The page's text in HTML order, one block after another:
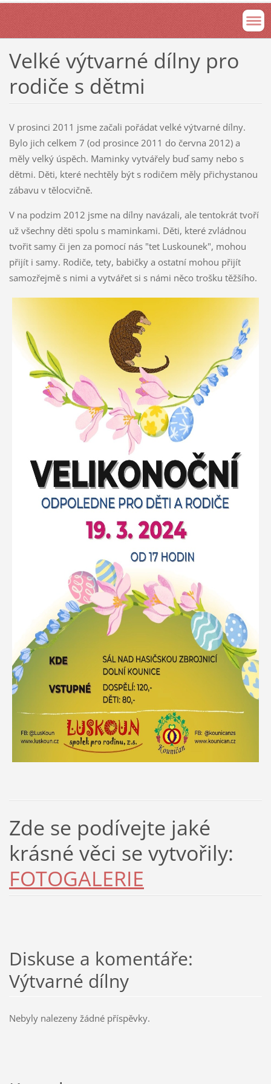
Velké výtvarné dílny pro
rodiče s dětmi
V prosinci 2011 jsme začali pořádat velké výtvarné dílny.
Bylo jich celkem 7 (od prosince 2011 do června 2012) a
měly velký úspěch. Maminky vytvářely buď samy nebo s
dětmi. Děti, které nechtěly být s rodičem měly přichystanou
zábavu v tělocvičně.
V na podzim 2012 jsme na dílny navázali, ale tentokrát tvoří
už všechny děti spolu s maminkami. Děti, které zvládnou
tvořit samy či jen za pomocí nás "tet Luskounek", mohou
přijít i samy. Rodiče, tety, babičky a ostatní mohou přijít
samozřejmě s nimi a vytvářet si s námi něco trošku těžšího.
Zde se podívejte jaké
krásné věci se vytvořily:
FOTOGALERIE
Diskuse a komentáře:
Výtvarné dílny
Nebyly nalezeny žádné příspěvky.